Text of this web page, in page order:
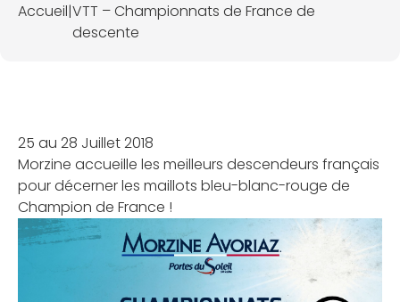
Accueil|VTT – Championnats de France de
descente
25 au 28 Juillet 2018
Morzine accueille les meilleurs descendeurs français
pour décerner les maillots bleu-blanc-rouge de
Champion de France !